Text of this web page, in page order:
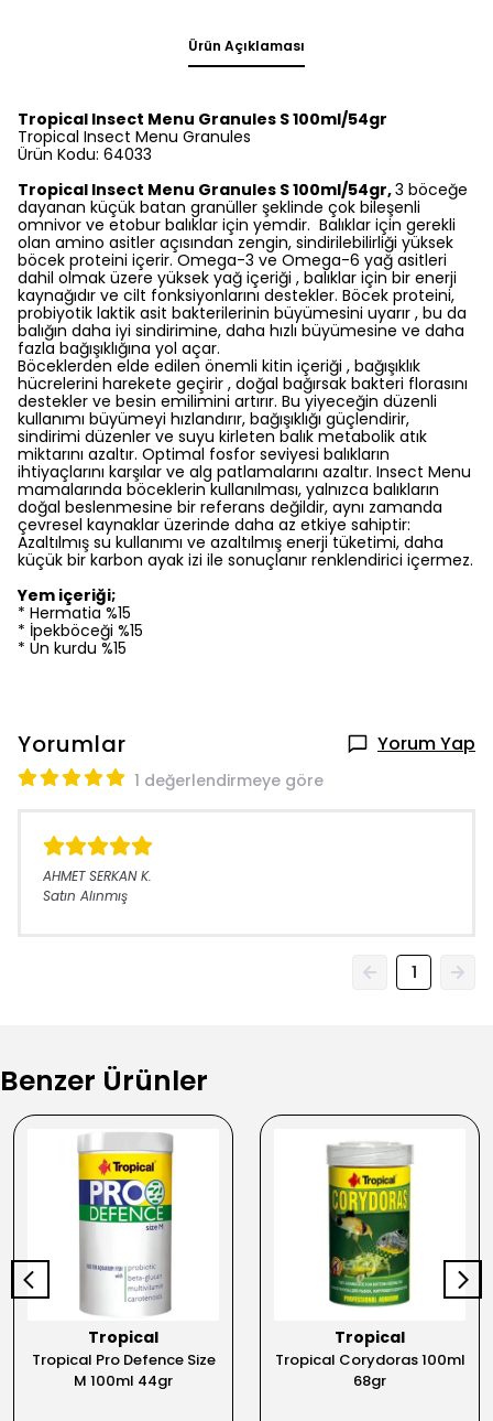
Ürün Açıklaması
Tropical Insect Menu Granules S 100ml/54gr
Tropical Insect Menu Granules
Ürün Kodu: 64033
Tropical Insect Menu Granules S 100ml/54gr,3 böceğe
dayanan küçük batan granüller şeklinde çok bileşenli
omnivor ve etobur balıklar için yemdir. Balıklar için gerekli
olan amino asitler açısından zengin, sindirilebilirliği yüksek
böcek proteini içerir. Omega-3 ve Omega-6 yağ asitleri
dahil olmak üzere yüksek yağ içeriği , balıklar için bir enerji
kaynağıdır ve cilt fonksiyonlarını destekler. Böcek proteini,
probiyotik laktik asit bakterilerinin büyümesini uyarır , bu da
balığın daha iyi sindirimine, daha hızlı büyümesine ve daha
fazla bağışıklığına yol açar.
Böceklerden elde edilen önemli kitin içeriği , bağışıklık
hücrelerini harekete geçirir , doğal bağırsak bakteri florasını
destekler ve besin emilimini artırır. Bu yiyeceğin düzenli
kullanımı büyümeyi hızlandırır, bağışıklığı güçlendirir,
sindirimi düzenler ve suyu kirleten balık metabolik atık
miktarını azaltır. Optimal fosfor seviyesi balıkların
ihtiyaçlarını karşılar ve alg patlamalarını azaltır. Insect Menu
mamalarında böceklerin kullanılması, yalnızca balıkların
doğal beslenmesine bir referans değildir, aynı zamanda
çevresel kaynaklar üzerinde daha az etkiye sahiptir:
Azaltılmış su kullanımı ve azaltılmış enerji tüketimi, daha
küçük bir karbon ayak izi ile sonuçlanır renklendirici içermez.
Yem içeriği;
* Hermatia %15
* İpekböceği %15
* Un kurdu %15
Yorumlar Yorum Yap
1 değerlendirmeye göre
AHMET SERKAN K.
Satın Alınmış
1
Benzer Ürünler
Tropical
Tropical Pro Defence Size
M 100ml 44gr
Tropical
Tropical Corydoras 100ml
68gr